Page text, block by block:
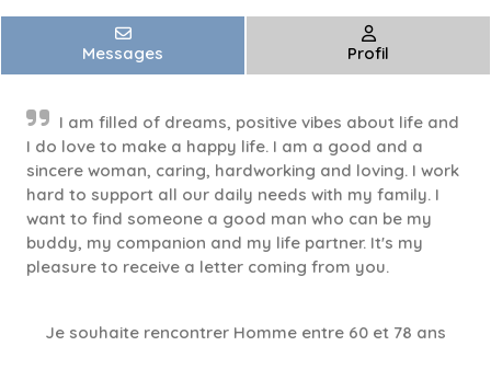
Messages Profil
I am filled of dreams, positive vibes about life and
I do love to make a happy life. I am a good and a
sincere woman, caring, hardworking and loving. I work
hard to support all our daily needs with my family. I
want to find someone a good man who can be my
buddy, my companion and my life partner. It's my
pleasure to receive a letter coming from you.
Je souhaite rencontrer Homme entre 60 et 78 ans